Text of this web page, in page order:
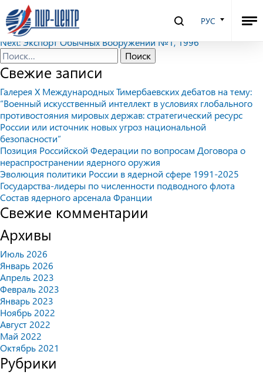
РУС
Ядерный Контроль №17, 1996
Навигация
по
записям
Previous:Ядерный Контроль №16, 1996
Next:Экспорт Обычных Вооружений №1, 1996
Найти:
Свежие записи
Галерея X Международных Тимербаевских дебатов на тему:
“Военный искусственный интеллект в условиях глобального
противостояния мировых держав: стратегический ресурс
России или источник новых угроз национальной
безопасности”
Позиция Российской Федерации по вопросам Договора о
нераспространении ядерного оружия
Эволюция политики России в ядерной сфере 1991-2025
Государства-лидеры по численности подводного флота
Состав ядерного арсенала Франции
Свежие комментарии
Архивы
Июль 2026
Январь 2026
Апрель 2023
Февраль 2023
Январь 2023
Ноябрь 2022
Август 2022
Май 2022
Октябрь 2021
Рубрики